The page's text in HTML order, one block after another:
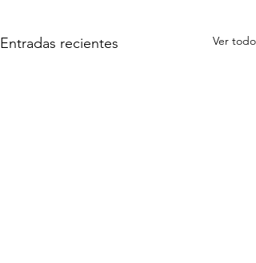
Entradas recientes Ver todo